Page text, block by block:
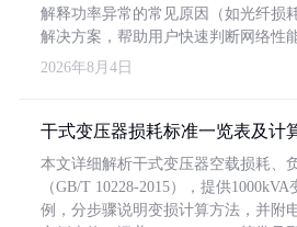
解释功率异常的常见原因（如光纤损
解决方案，帮助用户快速判断网络性
2026年8月4日
干式变压器损耗标准一览表及计
本文详细解析干式变压器空载损耗、
（GB/T 10228-2015），提供
例，分步骤说明变损计算方法，并附